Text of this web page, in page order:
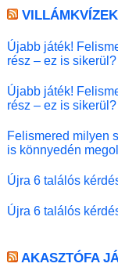
VILLÁMKVÍZEK
Újabb játék!
rész – ez is sikerül?
Újabb játék!
rész – ez is sikerül?
Felismered milyen
is könnyedén
Újra 6 találós
Újra 6 találós
AKASZTÓFA